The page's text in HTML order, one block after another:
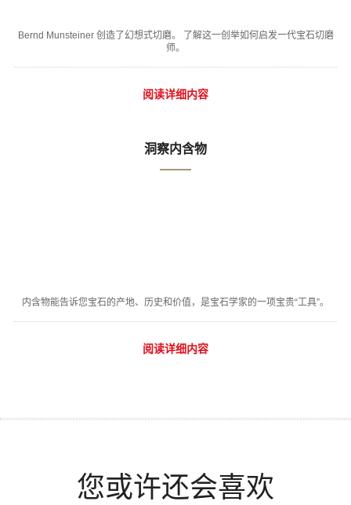
Bernd Munsteiner 创造了幻想式切磨。 了解这一创举如何启发一代宝石切磨
师。
阅读详细内容
洞察内含物
内含物能告诉您宝石的产地、历史和价值，是宝石学家的一项宝贵“工具”。
阅读详细内容
您或许还会喜欢